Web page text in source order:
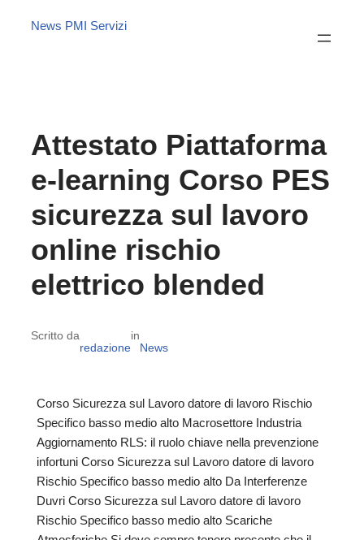
News PMI Servizi
Attestato Piattaforma
e-learning Corso PES
sicurezza sul lavoro
online rischio
elettrico blended
Scritto da
redazione
in
News
Corso Sicurezza sul Lavoro datore di lavoro Rischio
Specifico basso medio alto Macrosettore Industria
Aggiornamento RLS: il ruolo chiave nella prevenzione
infortuni Corso Sicurezza sul Lavoro datore di lavoro
Rischio Specifico basso medio alto Da Interferenze
Duvri Corso Sicurezza sul Lavoro datore di lavoro
Rischio Specifico basso medio alto Scariche